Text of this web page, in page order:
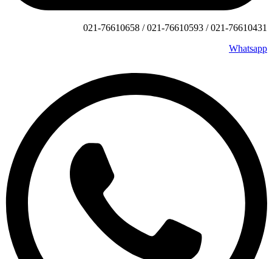
021-76610431 / 021-76610593 / 021-76610658
Whatsapp